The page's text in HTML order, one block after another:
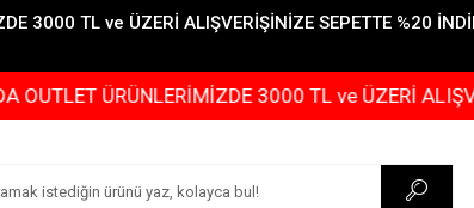
3000 TL ve ÜZERİ ALIŞVERİŞİNİZE SEPETTE %20
ÜRÜNLERİMİZDE 3000 TL ve ÜZERİ